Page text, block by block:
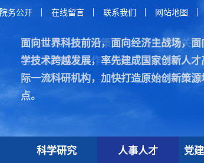
院务公开 在线留言 联系我们 网站地图
面向世界科技前沿，面向经济主战场，
学技术跨越发展，率先建成国家创新人
际一流科研机构，加快打造原始创新策
点。
加快打造原始创新策源地，加快突破关
为世界科技强国作出新的更大的贡献。
—— 习近平总书记在致中国
科学研究 人事人才 党